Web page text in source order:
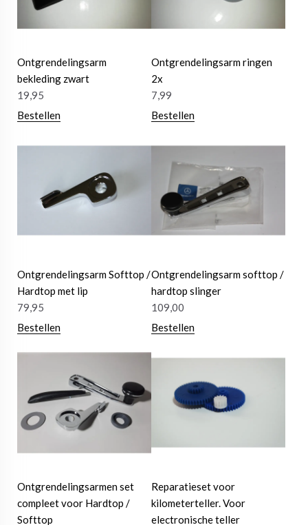
Ontgrendelingsarm
bekleding zwart
19,95
Bestellen
Ontgrendelingsarm ringen
2x
7,99
Bestellen
Ontgrendelingsarm Softtop /
Hardtop met lip
79,95
Bestellen
Ontgrendelingsarm softtop /
hardtop slinger
109,00
Bestellen
Ontgrendelingsarmen set
compleet voor Hardtop /
Softtop
Reparatieset voor
kilometerteller. Voor
electronische teller